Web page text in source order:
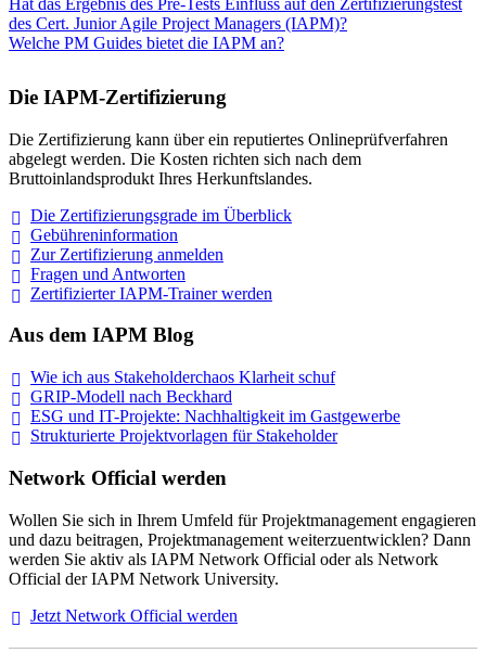
Hat das Ergebnis des Pre-Tests Einfluss auf den Zertifizierungstest
des Cert. Junior Agile Project Managers (IAPM)?
Welche PM Guides bietet die IAPM an?
Die IAPM-Zertifizierung
Die Zertifizierung kann über ein reputiertes Onlineprüfverfahren
abgelegt werden. Die Kosten richten sich nach dem
Bruttoinlandsprodukt Ihres Herkunftslandes.
Die Zertifizierungsgrade im Überblick
Gebühreninformation
Zur Zertifizierung anmelden
Fragen und Antworten
Zertifizierter IAPM-Trainerwerden
Aus dem IAPM Blog
Wie ich aus Stakeholderchaos Klarheit schuf
GRIP-Modell nach Beckhard
ESG und IT-Projekte: Nachhaltigkeit im Gastgewerbe
Strukturierte Projektvorlagen für Stakeholder
Network Official werden
Wollen Sie sich in Ihrem Umfeld für Projektmanagement engagieren
und dazu beitragen, Projektmanagement weiterzuentwicklen? Dann
werden Sie aktiv als IAPM Network Official oder als Network
Official der IAPM Network University.
Jetzt Network Official werden